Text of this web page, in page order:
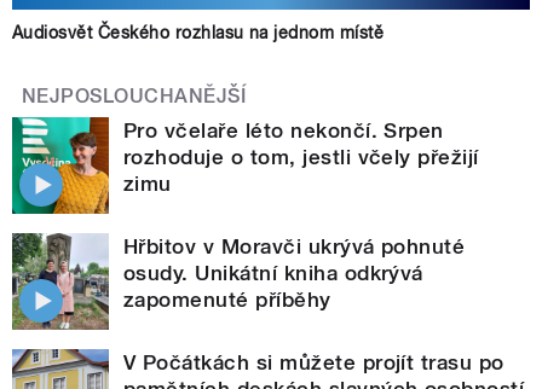
Audiosvět Českého rozhlasu na jednom místě
NEJPOSLOUCHANĚJŠÍ
Pro včelaře léto nekončí. Srpen
rozhoduje o tom, jestli včely přežijí
zimu
Hřbitov v Moravči ukrývá pohnuté
osudy. Unikátní kniha odkrývá
zapomenuté příběhy
V Počátkách si můžete projít trasu po